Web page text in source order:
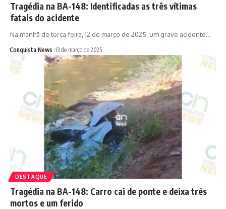
Tragédia na BA-148: Identificadas as três vítimas
fatais do acidente
Na manhã de terça-feira, 12 de março de 2025, um grave acidente…
Conquista News 13 de março de 2025
DESTAQUE
Tragédia na BA-148: Carro cai de ponte e deixa três
mortos e um ferido